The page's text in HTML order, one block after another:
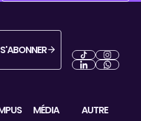
S'ABONNER
Next Next
MÉDIA AUTRE